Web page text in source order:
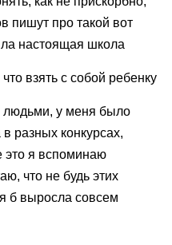
пишут про такой вот
настоящая школа
людьми, у меня было
разных конкурсах,
это я вспоминаю
что не будь этих
б выросла совсем